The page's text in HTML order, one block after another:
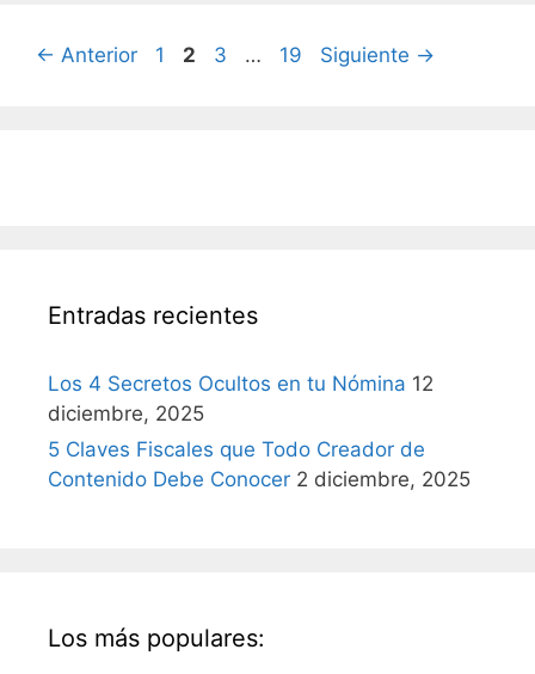
← Anterior Página
1 Página
2 Página
3 … Página
19 Siguiente →
Entradas recientes
Los 4 Secretos Ocultos en tu Nómina 12
diciembre, 2025
5 Claves Fiscales que Todo Creador de
Contenido Debe Conocer 2 diciembre, 2025
Los más populares: